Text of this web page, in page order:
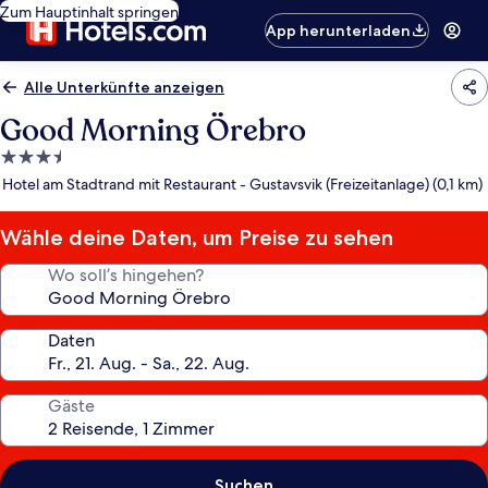
Zum Hauptinhalt springen
App herunterladen
Alle Unterkünfte anzeigen
Good Morning Örebro
3.5-
Sterne-
Hotel am Stadtrand mit Restaurant - Gustavsvik (Freizeitanlage) (0,1 km)
Wähle deine Daten, um Preise zu sehen
Wo soll’s hingehen?
Daten
Gäste